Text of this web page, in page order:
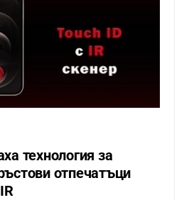
технология за
отпечатъци